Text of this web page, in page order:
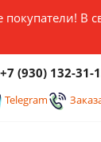
В
+7 (930) 132-31-
Telegram